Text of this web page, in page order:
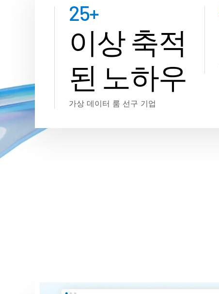
25+
이상 축적
된 노하우
가상 데이터 룸 선구 기업